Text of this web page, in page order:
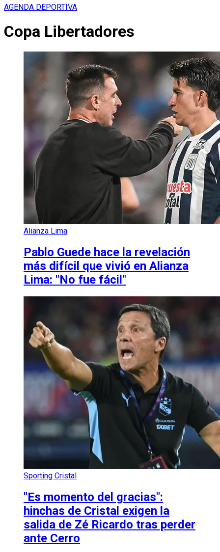
AGENDA DEPORTIVA
Copa Libertadores
Alianza Lima
Pablo Guede hace la revelación
más difícil que vivió en Alianza
Lima: "No fue fácil"
Sporting Cristal
"Es momento del gracias":
hinchas de Cristal exigen la
salida de Zé Ricardo tras perder
ante Cerro